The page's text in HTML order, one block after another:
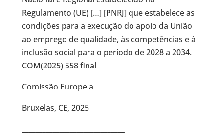
Regulamento (UE) […] [PNRJ] que estabelece as
condições para a execução do apoio da União
ao emprego de qualidade, às competências e à
inclusão social para o período de 2028 a 2034.
COM(2025) 558 final
Comissão Europeia
Bruxelas, CE, 2025